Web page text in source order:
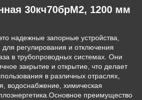
30кч70брМ2, 1200 мм
надежные запорные устройства,
для регулирования и отключения
в трубопроводных системах. Они
закрытие и открытие, что делает
в различных отраслях,
водоснабжение, химическая
преимущество